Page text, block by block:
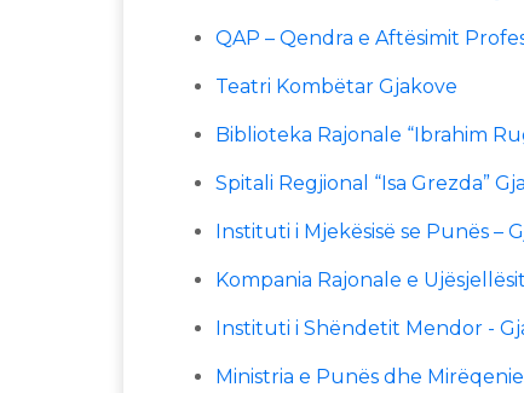
QAP – Qendra e Aftësimit
Teatri Kombëtar Gjakove
Biblioteka Rajonale “Ibrahim
Spitali Regjional “Isa Grezda”
Instituti i Mjekësisë se Punës –
Kompania Rajonale e
Instituti i Shëndetit Mendor -
Ministria e Punës dhe